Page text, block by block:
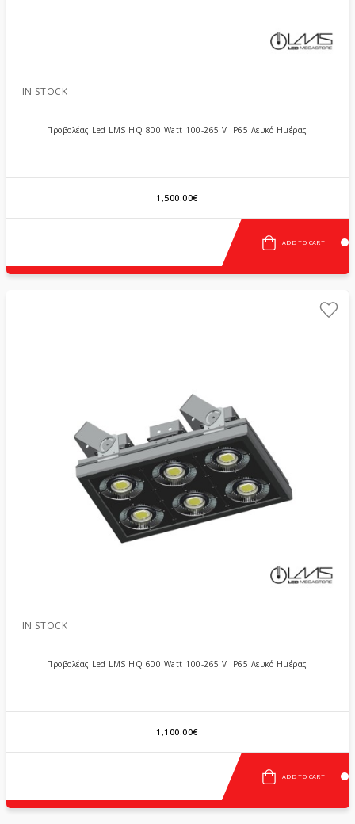
IN STOCK
Προβολέας Led LMS HQ 800 Watt 100-265 V IP65 Λευκό Ημέρας
1,500.00€
ADD TO CART
IN STOCK
Προβολέας Led LMS HQ 600 Watt 100-265 V IP65 Λευκό Ημέρας
1,100.00€
ADD TO CART